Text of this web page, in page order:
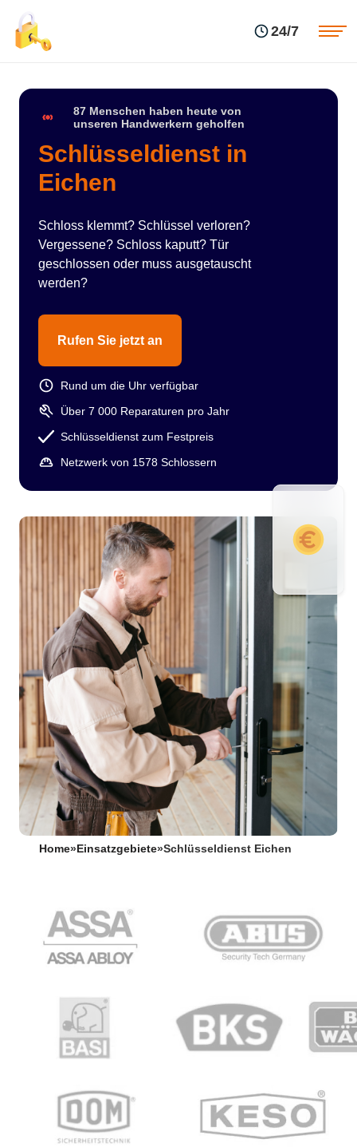
24/7
87 Menschen haben heute von
unseren Handwerkern geholfen
Schlüsseldienst in
Eichen
Schloss klemmt? Schlüssel verloren?
Vergessene? Schloss kaputt? Tür
geschlossen oder muss ausgetauscht
werden?
Rufen Sie jetzt an
Rund um die Uhr verfügbar
Über 7 000 Reparaturen pro Jahr
Schlüsseldienst zum Festpreis
Netzwerk von 1578 Schlossern
Home» Einsatzgebiete»Schlüsseldienst Eichen